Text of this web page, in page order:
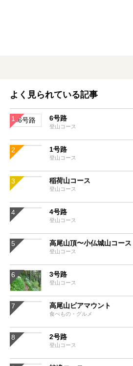
よく見られている記事
6号路
登山コース
1号路
登山コース
稲荷山コース
登山コース
4号路
登山コース
高尾山頂〜小仏城山コース
登山コース
3号路
登山コース
高尾山ビアマウント
食べもの・グルメ
2号路
登山コース